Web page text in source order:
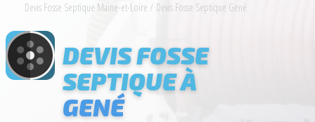
Devis Fosse Septique Maine-et-Loire / Devis Fosse Septique Gené
DEVIS FOSSE
SEPTIQUE À
GENÉ